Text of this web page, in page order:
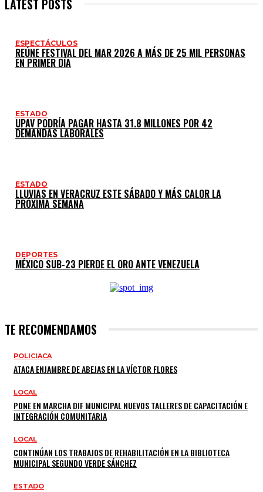
LATEST POSTS
ESPECTÁCULOS
REÚNE FESTIVAL DEL MAR 2026 A MÁS DE 25 MIL PERSONAS
EN PRIMER DÍA
ESTADO
UPAV PODRÍA PAGAR HASTA 31.8 MILLONES POR 42
DEMANDAS LABORALES
ESTADO
LLUVIAS EN VERACRUZ ESTE SÁBADO Y MÁS CALOR LA
PRÓXIMA SEMANA
DEPORTES
MÉXICO SUB-23 PIERDE EL ORO ANTE VENEZUELA
TE RECOMENDAMOS
POLICIACA
ATACA ENJAMBRE DE ABEJAS EN LA VÍCTOR FLORES
LOCAL
PONE EN MARCHA DIF MUNICIPAL NUEVOS TALLERES DE CAPACITACIÓN E
INTEGRACIÓN COMUNITARIA
LOCAL
CONTINÚAN LOS TRABAJOS DE REHABILITACIÓN EN LA BIBLIOTECA
MUNICIPAL SEGUNDO VERDE SÁNCHEZ
ESTADO